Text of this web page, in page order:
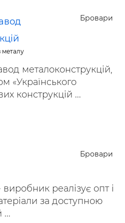
Бровари
металу
металоконструкцій,
«Українського
конструкцій ...
Бровари
реалізує опт і
за доступною
...